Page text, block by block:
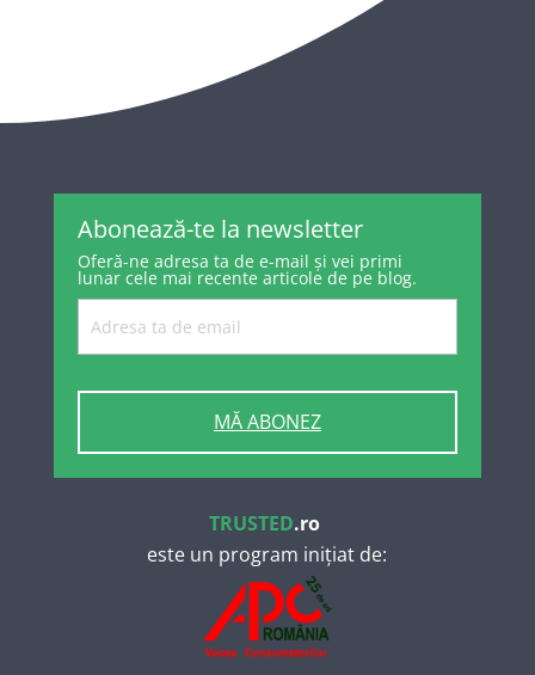
Abonează-te la newsletter
Oferă-ne adresa ta de e-mail și vei primi
lunar cele mai recente articole de pe blog.
MĂ ABONEZ
TRUSTED.ro
este un program inițiat de: